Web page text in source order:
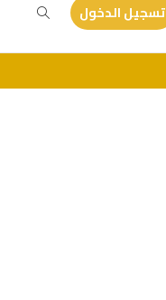
تسجيل الدخول